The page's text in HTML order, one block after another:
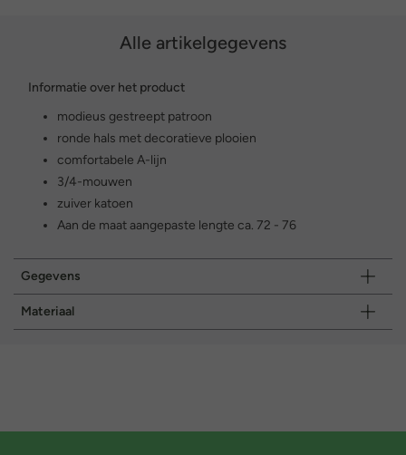
Alle artikelgegevens
Informatie over het product
modieus gestreept patroon
ronde hals met decoratieve plooien
comfortabele A-lijn
3/4-mouwen
zuiver katoen
Aan de maat aangepaste lengte ca. 72 - 76
Gegevens
Materiaal